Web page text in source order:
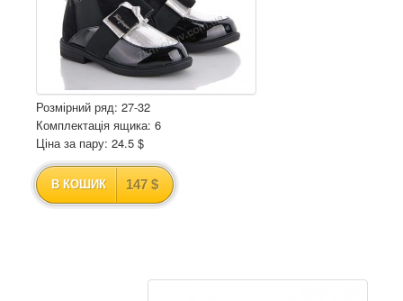
Розмірний ряд: 27-32
Комплектація ящика: 6
Ціна за пару: 24.5 $
В КОШИК 147 $